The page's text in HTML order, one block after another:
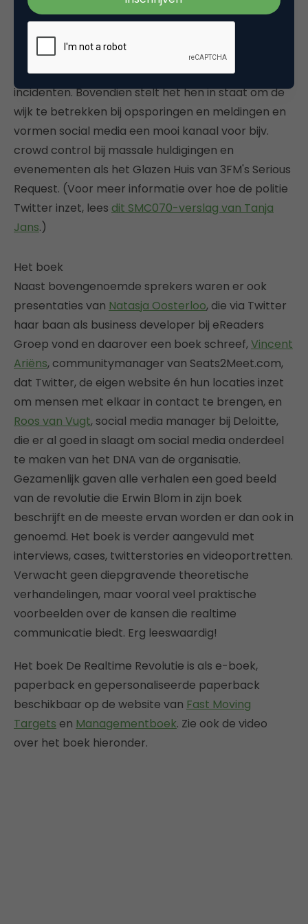
eigen rol als voorlichter. Dat zorgt voor direct
contact met de wijk, paradoxaal genoeg méér dan
voor het gebruik van social media, en geeft de
politie een eigen stem in de berichtgeving rond
incidenten. Bovendien stelt het hen in staat om de
wijk te betrekken bij opsporingen en meldingen en
vormen social media een mooi kanaal voor bijv.
crowd control bij massale huldigingen en
evenementen als het Glazen Huis van 3FM's Serious
Request. (Voor meer informatie over hoe de politie
Twitter inzet, lees dit SMC070-verslag van Tanja
Jans.)
Het boek
Naast bovengenoemde sprekers waren er ook
presentaties van Natasja Oosterloo, die via Twitter
haar baan als business developer bij eReaders
Groep vond en daarover een boek schreef,Vincent
Ariëns, communitymanager van Seats2Meet.com,
dat Twitter, de eigen website én hun locaties inzet
om mensen met elkaar in contact te brengen, en
Roos van Vugt, social media manager bij Deloitte,
die er al goed in slaagt om social media onderdeel
te maken van het DNA van de organisatie.
Gezamenlijk gaven alle verhalen een goed beeld
van de revolutie die Erwin Blom in zijn boek
beschrijft en de meeste ervan worden er dan ook in
genoemd. Het boek is verder aangevuld met
interviews, cases, twitterstories en videoportretten.
Verwacht geen diepgravende theoretische
verhandelingen, maar vooral veel praktische
voorbeelden over de kansen die realtime
communicatie biedt. Erg leeswaardig!
Het boek De Realtime Revolutie is als e-boek,
paperback en gepersonaliseerde paperback
beschikbaar op de website van Fast Moving
Targets en Managementboek. Zie ook de video
over het boek hieronder.